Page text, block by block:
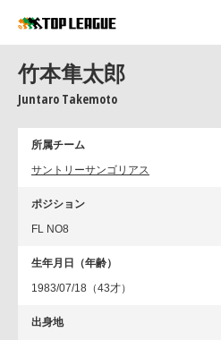
コラム
竹本隼太郎
Juntaro Takemoto
所属チーム
サントリーサンゴリアス
ポジション
FL NO8
生年月日（年齢）
1983/07/18（43才）
出身地